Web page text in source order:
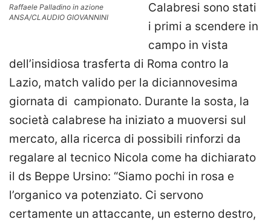
Raffaele Palladino in azione
ANSA/CLAUDIO GIOVANNINI
Calabresi sono stati
i primi a scendere in
campo in vista
dell’insidiosa trasferta di Roma contro la
Lazio, match valido per la diciannovesima
giornata di campionato. Durante la sosta, la
società calabrese ha iniziato a muoversi sul
mercato, alla ricerca di possibili rinforzi da
regalare al tecnico Nicola come ha dichiarato
il ds Beppe Ursino: “Siamo pochi in rosa e
l’organico va potenziato. Ci servono
certamente un attaccante, un esterno destro,